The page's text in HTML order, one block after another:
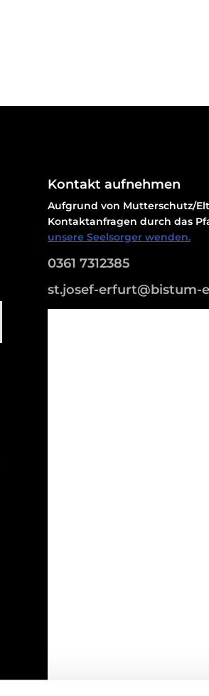
Kontakt aufnehmen
Aufgrund von Mutterschutz/
Kontaktanfragen durch das
unsere Seelsorger wenden.
0361 7312385
st.josef-erfurt@bistum-